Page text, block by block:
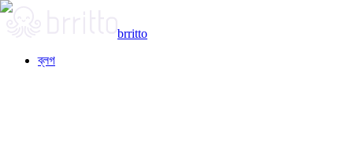
brritto
ব্লগ